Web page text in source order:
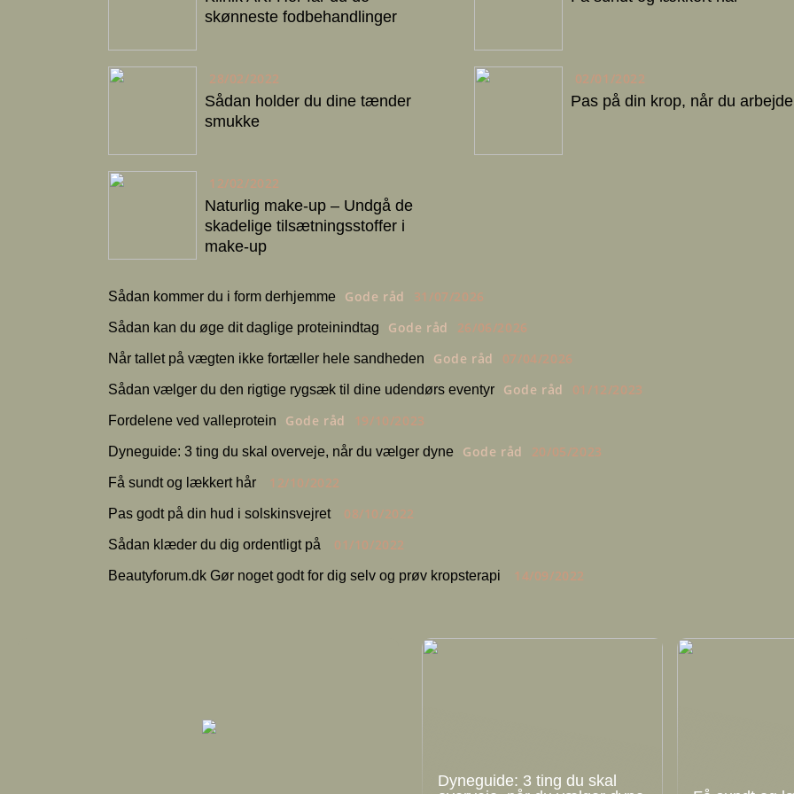
skønneste fodbehandlinger
28/02/2022
Sådan holder du dine tænder
smukke
12/02/2022
Naturlig make-up – Undgå de
skadelige tilsætningsstoffer i
make-up
02/01/2022
Pas på din krop, når du
Sådan kommer du i form derhjemme Gode råd 31/07/2026
Sådan kan du øge dit daglige proteinindtag Gode råd 26/06/2026
Når tallet på vægten ikke fortæller hele sandheden Gode råd 07/04/2026
Sådan vælger du den rigtige rygsæk til dine udendørs eventyr Gode råd 01/12/2023
Fordelene ved valleprotein Gode råd 19/10/2023
Dyneguide: 3 ting du skal overveje, når du vælger dyne Gode råd 20/05/2023
Få sundt og lækkert hår 12/10/2022
Pas godt på din hud i solskinsvejret 08/10/2022
Sådan klæder du dig ordentligt på 01/10/2022
Beautyforum.dk Gør noget godt for dig selv og prøv kropsterapi 14/09/2022
Dyneguide: 3 ting du skal